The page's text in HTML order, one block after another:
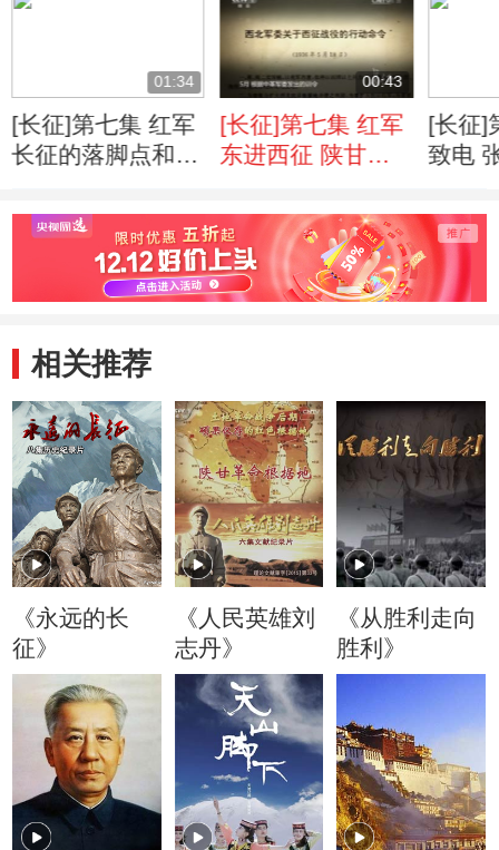
01:34
[长征]第七集 红军
长征的落脚点和抗
00:43
[长征]第七集 红军
东进西征 陕甘发
[长征]
致电
相关推荐
《永远的长
征》
《人民英雄刘
志丹》
《从胜利走向
胜利》